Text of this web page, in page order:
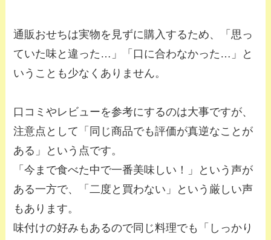
通販おせちは実物を見ずに購入するため、「思っ
ていた味と違った…」「口に合わなかった…」と
いうことも少なくありません。
口コミやレビューを参考にするのは大事ですが、
注意点として「同じ商品でも評価が真逆なことが
ある」という点です。
「今まで食べた中で一番美味しい！」という声が
ある一方で、「二度と買わない」という厳しい声
もあります。
味付けの好みもあるので同じ料理でも「しっかり